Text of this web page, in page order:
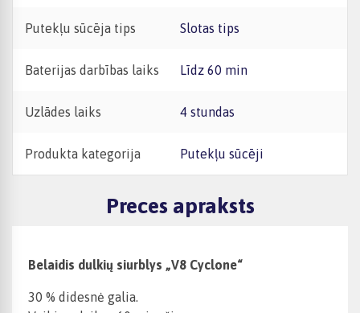
Putekļu sūcēja tips Slotas tips
Baterijas darbības laiks Līdz 60 min
Uzlādes laiks 4 stundas
Produkta kategorija Putekļu sūcēji
Preces apraksts
Belaidis dulkių siurblys „V8 Cyclone“
30 % didesnė galia.